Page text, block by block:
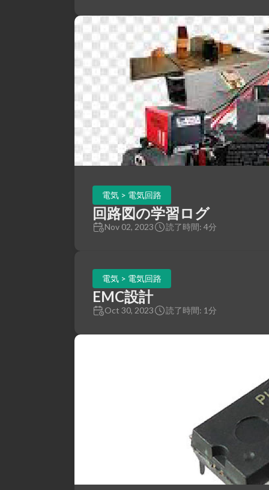
電気 > 電気回路
回路図の学習ログ
Nov 02, 2023 読了時間: 4分
電気 > 電気回路
EMC設計
Oct 30, 2023 読了時間: 1分